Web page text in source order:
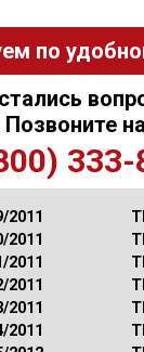
по
Позвоните
2011
2011
2011
2011
2011
2011